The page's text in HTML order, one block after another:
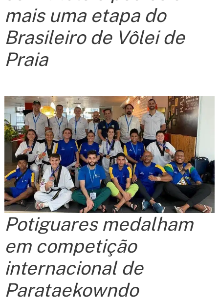
mais uma etapa do
Brasileiro de Vôlei de
Praia
Potiguares medalham
em competição
internacional de
Parataekowndo